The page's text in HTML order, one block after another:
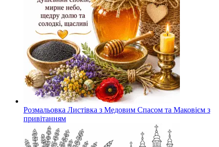
Розмальовка Листівка з Медовим Спасом та Маковієм з
привітанням